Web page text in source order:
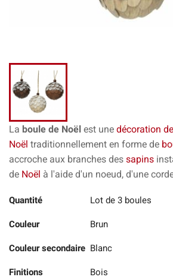
La boule de Noël est une décoration de
Noël traditionnellement en forme de
accroche aux branches des sapins
de Noël à l'aide d'un noeud, d'une
Quantité Lot de 3 boules
Couleur Brun
Couleur secondaire Blanc
Finitions
Bois